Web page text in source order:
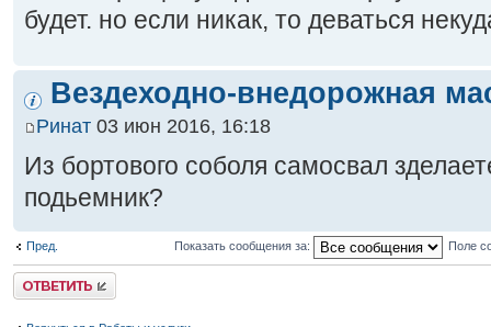
будет. но если никак, то деваться
Вездеходно-внедорожная
Ринат 03 июн 2016, 16:18
Из бортового соболя самосвал
подьемник?
Пред. Показать сообщения за: Поле
Ответить